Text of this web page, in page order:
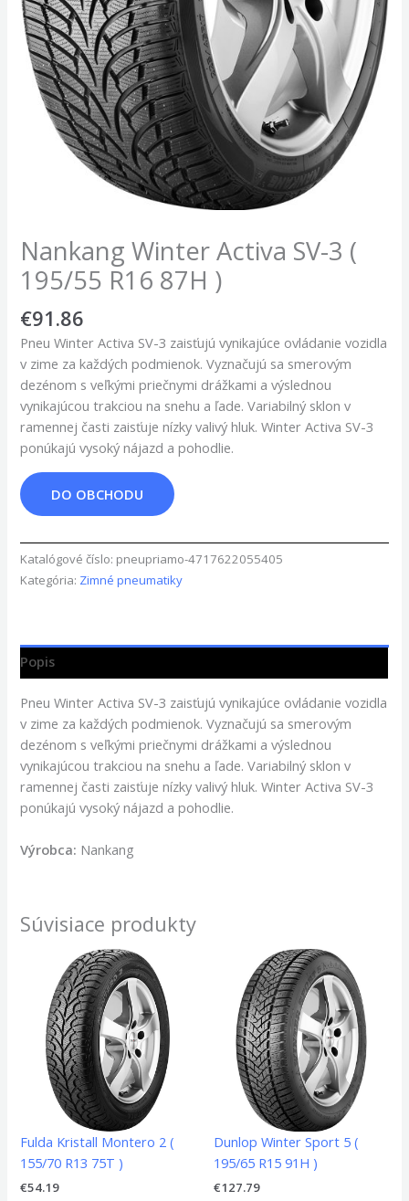
Nankang Winter Activa SV-3 (
195/55 R16 87H )
€91.86
Pneu Winter Activa SV-3 zaisťujú vynikajúce ovládanie vozidla
v zime za každých podmienok. Vyznačujú sa smerovým
dezénom s veľkými priečnymi drážkami a výslednou
vynikajúcou trakciou na snehu a ľade. Variabilný sklon v
ramennej časti zaisťuje nízky valivý hluk. Winter Activa SV-3
ponúkajú vysoký nájazd a pohodlie.
DO OBCHODU
Katalógové číslo: pneupriamo-4717622055405
Kategória: Zimné pneumatiky
Popis
Pneu Winter Activa SV-3 zaisťujú vynikajúce ovládanie vozidla
v zime za každých podmienok. Vyznačujú sa smerovým
dezénom s veľkými priečnymi drážkami a výslednou
vynikajúcou trakciou na snehu a ľade. Variabilný sklon v
ramennej časti zaisťuje nízky valivý hluk. Winter Activa SV-3
ponúkajú vysoký nájazd a pohodlie.
Výrobca: Nankang
Súvisiace produkty
Fulda Kristall Montero 2 (
155/70 R13 75T )
€54.19
Dunlop Winter Sport 5 (
195/65 R15 91H )
€127.79